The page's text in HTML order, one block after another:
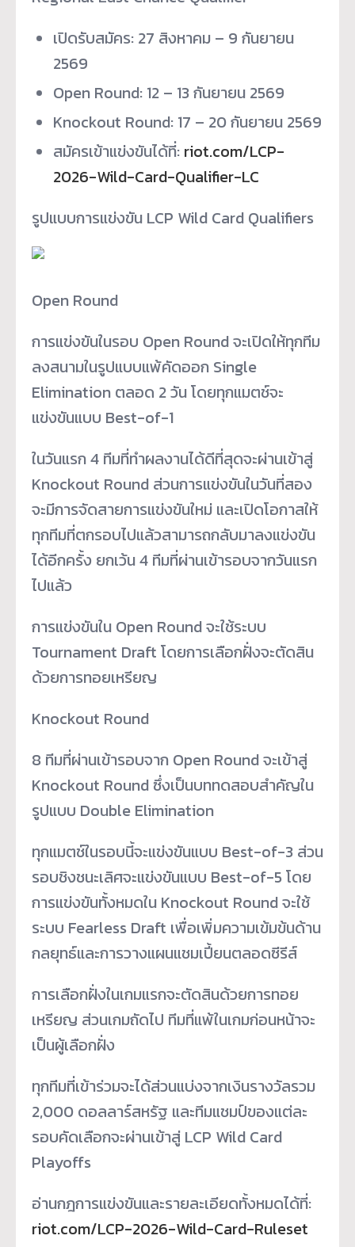
เปิดรับสมัคร: 27 สิงหาคม – 9 กันยายน
2569
Open Round: 12 – 13 กันยายน 2569
Knockout Round: 17 – 20 กันยายน 2569
สมัครเข้าแข่งขันได้ที่:riot.com/LCP-
2026-Wild-Card-Qualifier-LC
รูปแบบการแข่งขัน LCP Wild Card Qualifiers
Open Round
การแข่งขันในรอบ Open Round จะเปิดให้ทุกทีม
ลงสนามในรูปแบบแพ้คัดออก Single
Elimination ตลอด 2 วัน โดยทุกแมตช์จะ
แข่งขันแบบ Best-of-1
ในวันแรก 4 ทีมที่ทำผลงานได้ดีที่สุดจะผ่านเข้าสู่
Knockout Round ส่วนการแข่งขันในวันที่สอง
จะมีการจัดสายการแข่งขันใหม่ และเปิดโอกาสให้
ทุกทีมที่ตกรอบไปแล้วสามารถกลับมาลงแข่งขัน
ได้อีกครั้ง ยกเว้น 4 ทีมที่ผ่านเข้ารอบจากวันแรก
ไปแล้ว
การแข่งขันใน Open Round จะใช้ระบบ
Tournament Draft โดยการเลือกฝั่งจะตัดสิน
ด้วยการทอยเหรียญ
Knockout Round
8 ทีมที่ผ่านเข้ารอบจาก Open Round จะเข้าสู่
Knockout Round ซึ่งเป็นบททดสอบสำคัญใน
รูปแบบ Double Elimination
ทุกแมตช์ในรอบนี้จะแข่งขันแบบ Best-of-3 ส่วน
รอบชิงชนะเลิศจะแข่งขันแบบ Best-of-5 โดย
การแข่งขันทั้งหมดใน Knockout Round จะใช้
ระบบ Fearless Draft เพื่อเพิ่มความเข้มข้นด้าน
กลยุทธ์และการวางแผนแชมเปี้ยนตลอดซีรีส์
การเลือกฝั่งในเกมแรกจะตัดสินด้วยการทอย
เหรียญ ส่วนเกมถัดไป ทีมที่แพ้ในเกมก่อนหน้าจะ
เป็นผู้เลือกฝั่ง
ทุกทีมที่เข้าร่วมจะได้ส่วนแบ่งจากเงินรางวัลรวม
2,000 ดอลลาร์สหรัฐ และทีมแชมป์ของแต่ละ
รอบคัดเลือกจะผ่านเข้าสู่ LCP Wild Card
Playoffs
อ่านกฎการแข่งขันและรายละเอียดทั้งหมดได้ที่:
riot.com/LCP-2026-Wild-Card-Ruleset